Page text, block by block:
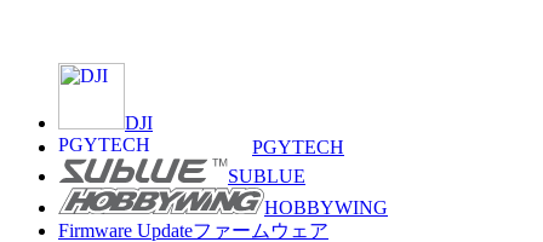
DJI
PGYTECH
SUBLUE
HOBBYWING
Firmware Updateファームウェア